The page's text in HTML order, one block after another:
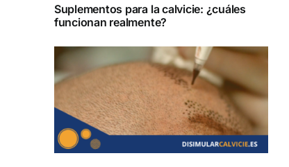
Suplementos para la calvicie: ¿cuáles
funcionan realmente?